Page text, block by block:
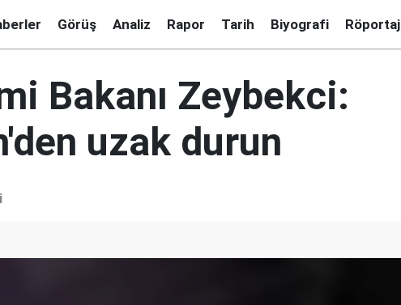
Görüş Analiz Rapor Tarih Biyografi Röportaj
Bakanı Zeybekci:
uzak durun